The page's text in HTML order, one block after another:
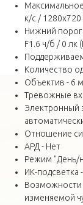
к/с / 1280х720
Нижний порог
F1.6 ч/б / 0 лк
Количество
Объектив - 6
Тревожные
Электронный
Отношение
АРД - Нет
Режим "День/
ИК-подсветка
Возможности
изменяемой